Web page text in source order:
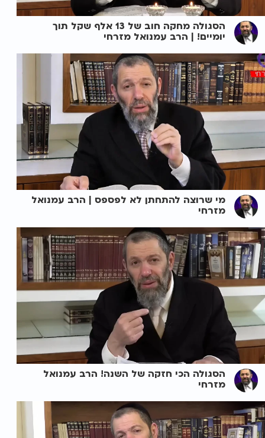
הסגולה מחקה חוב של 13 אלף שקל תוך
יומיים! | הרב עמנואל מזרחי
מי שרוצה להתחתן לא לפספס | הרב עמנואל
מזרחי
הסגולה הכי חזקה של השנה! הרב עמנואל
מזרחי